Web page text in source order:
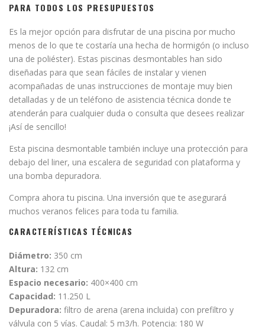
PARA TODOS LOS PRESUPUESTOS
Es la mejor opción para disfrutar de una piscina por mucho
menos de lo que te costaría una hecha de hormigón (o incluso
una de poliéster). Estas piscinas desmontables han sido
diseñadas para que sean fáciles de instalar y vienen
acompañadas de unas instrucciones de montaje muy bien
detalladas y de un teléfono de asistencia técnica donde te
atenderán para cualquier duda o consulta que desees realizar
¡Así de sencillo!
Esta piscina desmontable también incluye una protección para
debajo del liner, una escalera de seguridad con plataforma y
una bomba depuradora.
Compra ahora tu piscina. Una inversión que te asegurará
muchos veranos felices para toda tu familia.
CARACTERÍSTICAS TÉCNICAS
Diámetro: 350 cm
Altura: 132 cm
Espacio necesario: 400×400 cm
Capacidad: 11.250 L
Depuradora: filtro de arena (arena incluida) con prefiltro y
válvula con 5 vías. Caudal: 5 m3/h. Potencia: 180 W